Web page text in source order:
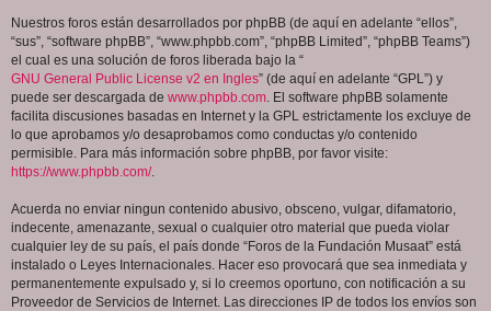
Nuestros foros están desarrollados por phpBB (de aquí en adelante “ellos”,
“sus”, “software phpBB”, “www.phpbb.com”, “phpBB Limited”, “phpBB Teams”)
el cual es una solución de foros liberada bajo la “
GNU General Public License v2 en Ingles” (de aquí en adelante “GPL”) y
puede ser descargada de www.phpbb.com. El software phpBB solamente
facilita discusiones basadas en Internet y la GPL estrictamente los excluye de
lo que aprobamos y/o desaprobamos como conductas y/o contenido
permisible. Para más información sobre phpBB, por favor visite:
https://www.phpbb.com/.
Acuerda no enviar ningun contenido abusivo, obsceno, vulgar, difamatorio,
indecente, amenazante, sexual o cualquier otro material que pueda violar
cualquier ley de su país, el país donde “Foros de la Fundación Musaat” está
instalado o Leyes Internacionales. Hacer eso provocará que sea inmediata y
permanentemente expulsado y, si lo creemos oportuno, con notificación a su
Proveedor de Servicios de Internet. Las direcciones IP de todos los envíos son